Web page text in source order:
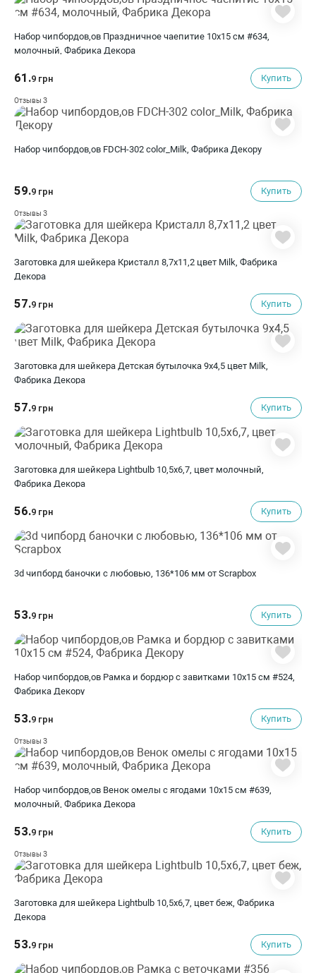
Набор чипбордов,ов Праздничное чаепитие 10х15 см #634,
молочный, Фабрика Декора
61.9 грн Купить
Отзывы 3
Набор чипбордов,ов FDCH-302 color_Milk, Фабрика Декору
59.9 грн Купить
Отзывы 3
Заготовка для шейкера Кристалл 8,7x11,2 цвет Milk, Фабрика
Декора
57.9 грн Купить
Заготовка для шейкера Детская бутылочка 9x4,5 цвет Milk,
Фабрика Декора
57.9 грн Купить
Заготовка для шейкера Lightbulb 10,5х6,7, цвет молочный,
Фабрика Декора
56.9 грн Купить
3d чипборд баночки с любовью, 136*106 мм от Scrapbox
53.9 грн Купить
Набор чипбордов,ов Рамка и бордюр с завитками 10х15 см #524,
Фабрика Декору
53.9 грн Купить
Отзывы 3
Набор чипбордов,ов Венок омелы с ягодами 10х15 см #639,
молочный, Фабрика Декора
53.9 грн Купить
Отзывы 3
Заготовка для шейкера Lightbulb 10,5х6,7, цвет беж, Фабрика
Декора
53.9 грн Купить